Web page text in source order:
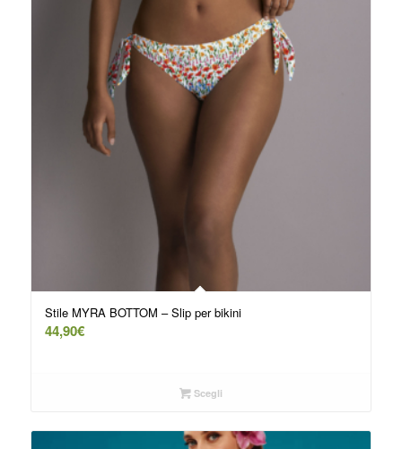
Stile MYRA BOTTOM – Slip per bikini
44,90€
Scegli